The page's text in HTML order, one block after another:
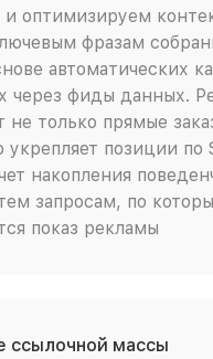
и оптимизируем
фразам
автоматических
через фиды данных.
не только прямые
укрепляет позиции по
накопления
запросам, по
показ рекламы
ссылочной массы